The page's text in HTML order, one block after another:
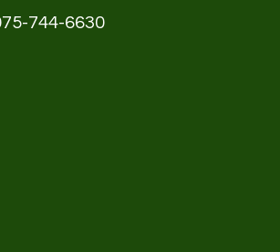
744-6630